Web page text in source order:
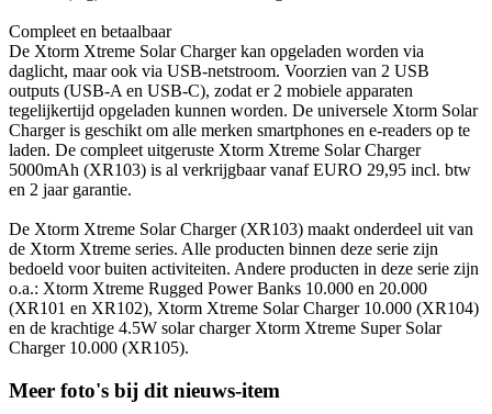
Compleet en betaalbaar
De Xtorm Xtreme Solar Charger kan opgeladen worden via
daglicht, maar ook via USB-netstroom. Voorzien van 2 USB
outputs (USB-A en USB-C), zodat er 2 mobiele apparaten
tegelijkertijd opgeladen kunnen worden. De universele Xtorm Solar
Charger is geschikt om alle merken smartphones en e-readers op te
laden. De compleet uitgeruste Xtorm Xtreme Solar Charger
5000mAh (XR103) is al verkrijgbaar vanaf EURO 29,95 incl. btw
en 2 jaar garantie.
De Xtorm Xtreme Solar Charger (XR103) maakt onderdeel uit van
de Xtorm Xtreme series. Alle producten binnen deze serie zijn
bedoeld voor buiten activiteiten. Andere producten in deze serie zijn
o.a.: Xtorm Xtreme Rugged Power Banks 10.000 en 20.000
(XR101 en XR102), Xtorm Xtreme Solar Charger 10.000 (XR104)
en de krachtige 4.5W solar charger Xtorm Xtreme Super Solar
Charger 10.000 (XR105).
Meer foto's bij dit nieuws-item